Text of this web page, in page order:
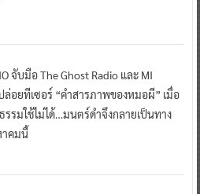
จับมือ The Ghost Radio และ MI
ปล่อยทีเซอร์ “คำสารภาพของหมอผี” เมื่อ
รรมใช้ไม่ได้…มนตร์ดำจึงกลายเป็นทาง
าคมนี้